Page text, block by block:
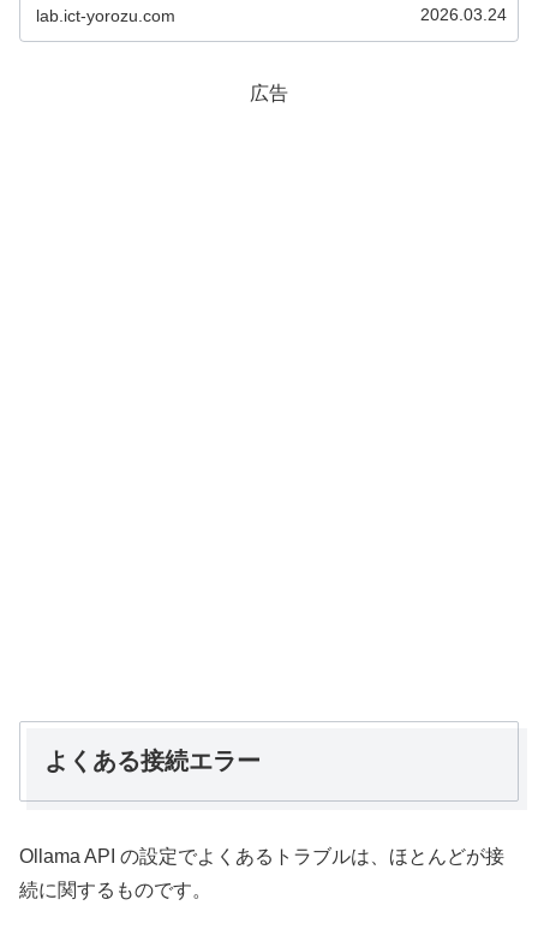
lab.ict-yorozu.com 2026.03.24
広告
よくある接続エラー
Ollama API の設定でよくあるトラブルは、ほとんどが接
続に関するものです。